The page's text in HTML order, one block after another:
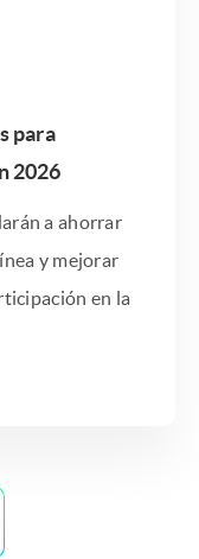
para
2026
a ahorrar
y mejorar
en la